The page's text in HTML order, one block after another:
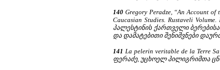
140 Gregory Peradze, “An Account
Caucasian Studies. Rustaveli
პალესტინის ქართველი
და დამატებითი შენიშვნები
141 La pelerin veritable de la Terre
ფერაძე, უცხოელ პილიგრიმთა